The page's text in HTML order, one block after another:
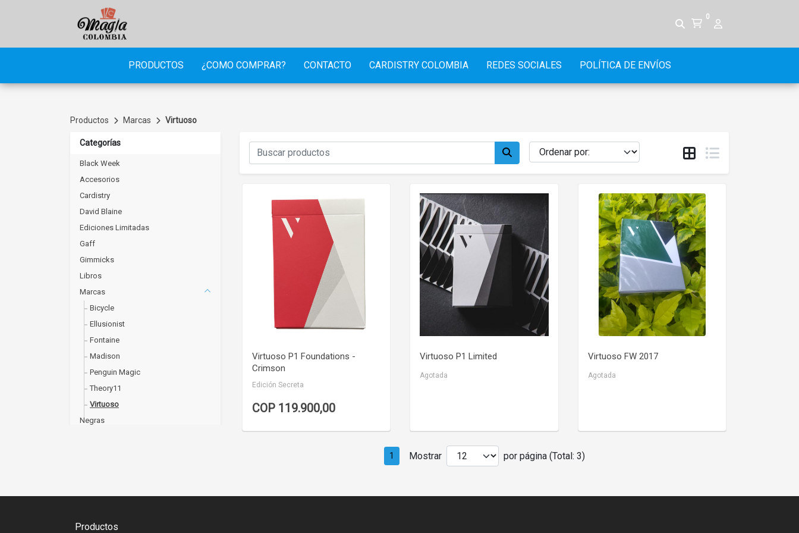
0
PRODUCTOS ¿COMO COMPRAR? CONTACTO CARDISTRY COLOMBIA REDES SOCIALES POLÍTICA DE ENVÍOS
Productos Marcas Virtuoso
Categorías
Black Week
Accesorios
Cardistry
David Blaine
Ediciones Limitadas
Gaff
Gimmicks
Libros
Marcas
Bicycle
Ellusionist
Fontaine
Madison
Penguin Magic
Theory11
Virtuoso
Negras
Virtuoso P1 Foundations -
Crimson
Edición Secreta
COP 119.900,00
VER DETALLE
Virtuoso P1 Limited
Agotada
Virtuoso FW 2017
Agotada
VER DETALLE
1 Mostrar por página (Total: 3)
Productos